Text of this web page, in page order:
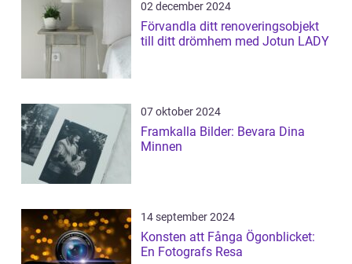
02 december 2024
Förvandla ditt renoveringsobjekt
till ditt drömhem med Jotun LADY
07 oktober 2024
Framkalla Bilder: Bevara Dina
Minnen
14 september 2024
Konsten att Fånga Ögonblicket:
En Fotografs Resa